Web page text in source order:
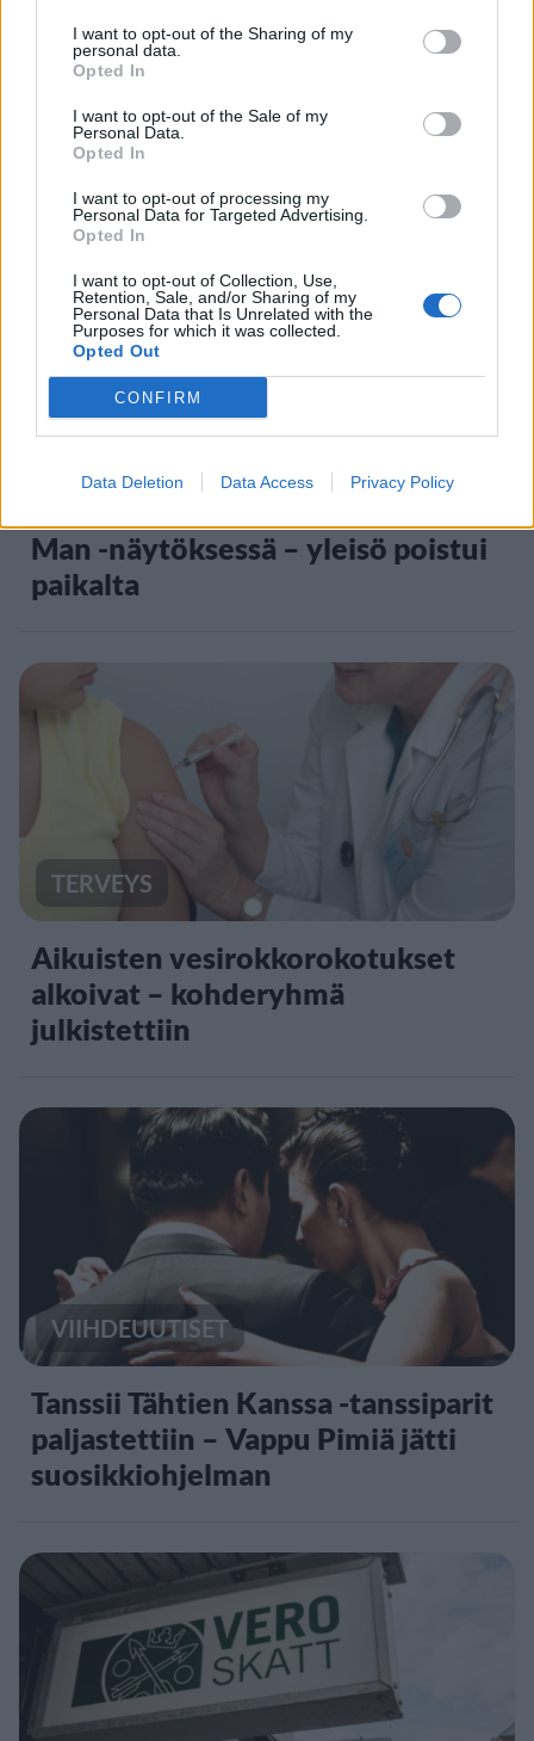
I want to opt-out of the Sharing of my
personal data.
Opted In
I want to opt-out of the Sale of my
Personal Data.
Opted In
I want to opt-out of processing my
Personal Data for Targeted Advertising.
Opted In
I want to opt-out of Collection, Use,
Retention, Sale, and/or Sharing of my
Personal Data that Is Unrelated with the
Purposes for which it was collected.
Opted Out
CONFIRM
Data Deletion Data Access Privacy Policy
UUTISET
Moottoripyöräilijä pakeni poliisia
– tutkaan hurja ylinopeus
5
VIIHDEUUTISET
Man -näytöksessä – yleisö poistui
paikalta
TERVEYS
Aikuisten vesirokkorokotukset
alkoivat – kohderyhmä
julkistettiin
VIIHDEUUTISET
Tanssii Tähtien Kanssa -tanssiparit
paljastettiin – Vappu Pimiä jätti
suosikkiohjelman